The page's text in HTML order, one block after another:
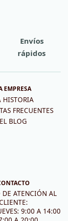
Envíos
rápidos
EMPRESA
HISTORIA
FRECUENTES
EL BLOG
DE ATENCIÓN AL
9:00 A 14:00